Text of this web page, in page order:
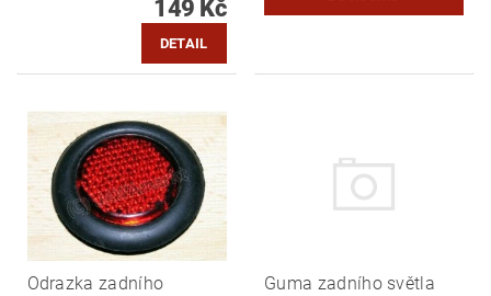
149 Kč
DETAIL
Odrazka zadního
Guma zadního světla